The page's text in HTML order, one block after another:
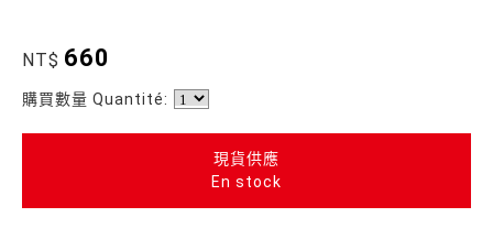
NT$ 660
購買數量 Quantité:
現貨供應
En stock